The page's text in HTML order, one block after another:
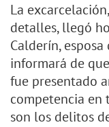
La
detalles, llegó
Calderín,
informará de
fue presentado
competencia en
son los delitos